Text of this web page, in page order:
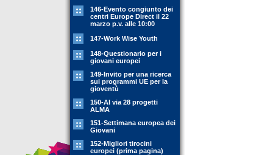
146-Evento congiunto dei
centri Europe Direct il 22
marzo p.v. alle 10:00
147-Work Wise Youth
148-Questionario per i
giovani europei
149-Invito per una ricerca
sui programmi UE per la
gioventù
150-Al via 28 progetti
ALMA
151-Settimana europea dei
Giovani
152-Migliori tirocini
europei (prima pagina)